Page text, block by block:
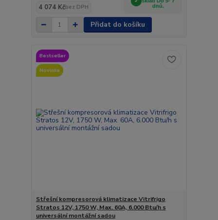
4 074 Kčbez DPH
dnů.
Přidat do košíku
Bestseller
Novinka
Střešní kompresorová klimatizace Vitrifrigo
Stratos 12V, 1750 W, Max. 60A, 6.000 Btu/h s
universální montážní sadou